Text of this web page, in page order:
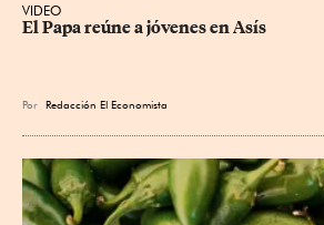
VIDEO
El Papa reúne a jóvenes en Asís
Por Redacción El Economista